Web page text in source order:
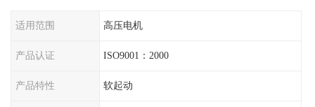
适用范围 高压电机
产品认证 ISO9001：2000
产品特性 软起动